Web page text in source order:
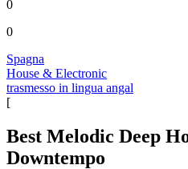
0
0
Spagna
House & Electronic
trasmesso in lingua angal
[
Best Melodic Deep
Downtempo